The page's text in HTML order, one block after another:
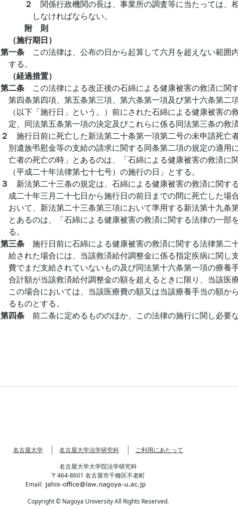
２ 関係行政機関の長は、事業所の調査等に当たっては、
しなければならない。
附 則
（施行期日）
第一条 この法律は、公布の日から起算して六月を超えない範囲
する。
（経過措置）
第二条 この法律による改正後の石綿による健康被害の救済に関
第四条第四項、第五条第三項、第六条第一項及び第十六条第二
（以下「施行日」という。）前にされた石綿による健康被害
定、同法第五条第一項の決定及びこれらに係る同法第三条の救
２ 施行日前に死亡した新法第二十条第一項第二号の未申請死亡
別遺族弔慰金等の支給の請求に関する同条第二項の規定の適用
亡者の死亡の時」とあるのは、「石綿による健康被害の救済に
（平成二十年法律第七十七号）の施行の日」とする。
３ 新法第二十三条の規定は、石綿による健康被害の救済に関す
成二十年三月二十七日から施行日の前日までの間に死亡した場
おいて、新法第二十三条第三項において準用する新法第十九条
とあるのは、「石綿による健康被害の救済に関する法律の一部
る。
第三条 施行日前に石綿による健康被害の救済に関する法律第二
給された場合には、当該救済給付調整金に係る指定疾病に関し
費でまだ支給されていないもの及び同法第十六条第一項の療養
合計額が当該救済給付調整金の額を超えるときに限り、当該医
この場合においては、当該医療費の額又は当該療養手当の額か
るものとする。
第四条 前二条に定めるもののほか、この法律の施行に関し必要
名古屋大学 名古屋大学法学研究科
ご利用にあたって
名古屋大学大学院法学研究科
〒464-8601 名古屋市千種区不老町
Email:
Copyright © Nagoya University All Rights Reserved.